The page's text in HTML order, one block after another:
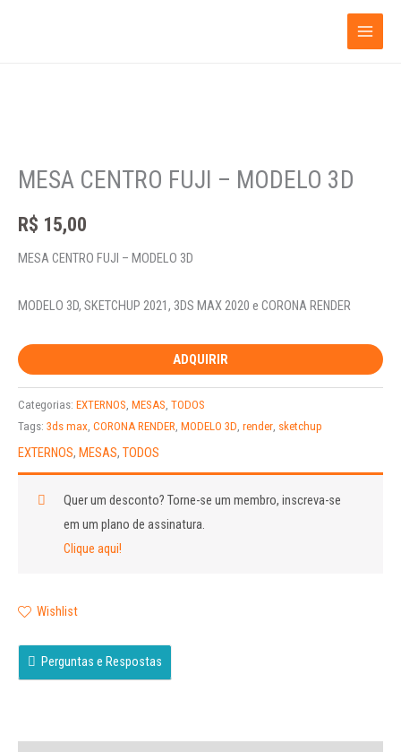
MESA CENTRO FUJI – MODELO 3D
R$ 15,00
MESA CENTRO FUJI – MODELO 3D
MODELO 3D, SKETCHUP 2021, 3DS MAX 2020 e CORONA RENDER
FUJI
MODELO
ADQUIRIR
Categorias: EXTERNOS MESAS TODOS
Tags: 3ds max CORONA RENDER MODELO 3D render sketchup
EXTERNOS, MESAS, TODOS
Quer um desconto?Torne-se um membro, inscreva-se
em um plano de assinatura.
Clique aqui!
Wishlist
Perguntas e Respostas